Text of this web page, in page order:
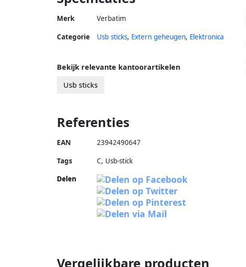
Merk Verbatim
Categorie Usb sticks, Extern geheugen, Elektronica
Bekijk relevante kantoorartikelen
Usb sticks
Referenties
EAN 23942490647
Tags
C, Usb-stick
Delen
Vergelijkbare producten